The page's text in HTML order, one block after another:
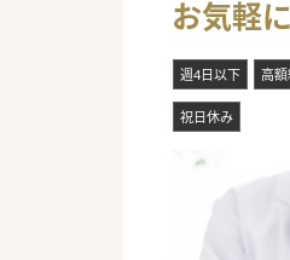
お気軽
週4日以下 高
祝日休み